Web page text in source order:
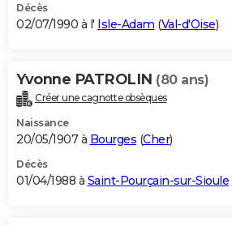
Décès
02/07/1990 à l' Isle-Adam (Val-d'Oise)
Yvonne PATROLIN (80 ans)
Créer une cagnotte obsèques
Naissance
20/05/1907 à Bourges (Cher)
Décès
01/04/1988 à Saint-Pourçain-sur-Sioule